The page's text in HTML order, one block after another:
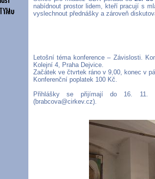
nabídnout prostor lidem, kteří pracují s
vyslechnout přednášky a zároveň
Letošní téma konference – Závislosti.
Kolejní 4, Praha Dejvice.
Začátek ve čtvrtek ráno v 9,00, konec v
Konferenční poplatek 100 Kč.
Přihlášky se přijímají do 16. 11.
(brabcova@cirkev.cz).